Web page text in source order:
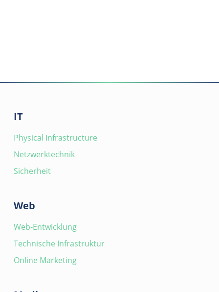
IT
Physical Infrastructure
Netzwerktechnik
Sicherheit
Web
Web-Entwicklung
Technische Infrastruktur
Online Marketing